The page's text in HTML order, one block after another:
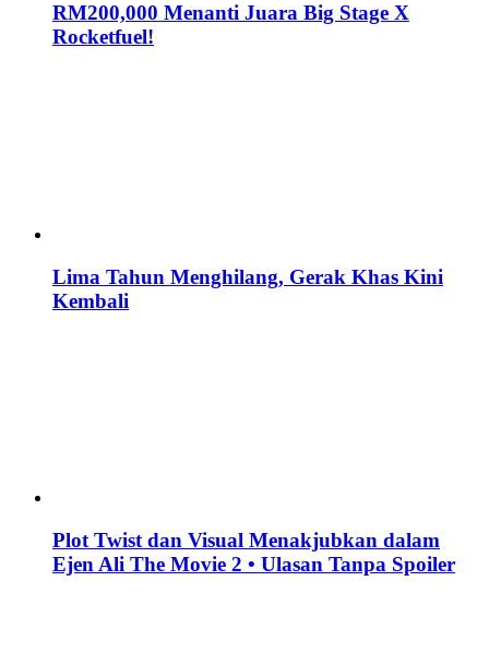
RM200,000 Menanti Juara Big Stage X
Rocketfuel!
Lima Tahun Menghilang, Gerak Khas Kini
Kembali
Plot Twist dan Visual Menakjubkan dalam
Ejen Ali The Movie 2 • Ulasan Tanpa Spoiler